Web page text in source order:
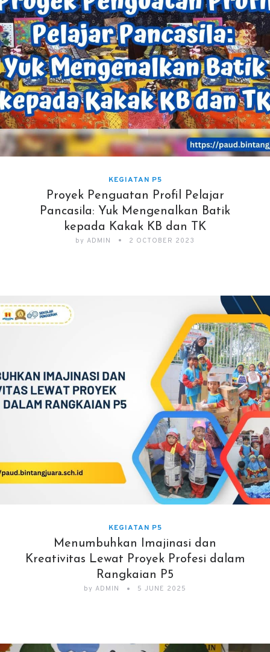
KEGIATAN P5
Proyek Penguatan Profil Pelajar
Pancasila: Yuk Mengenalkan Batik
kepada Kakak KB dan TK
by ADMIN 2 OCTOBER 2023
KEGIATAN P5
Menumbuhkan Imajinasi dan
Kreativitas Lewat Proyek Profesi dalam
Rangkaian P5
by ADMIN 5 JUNE 2025